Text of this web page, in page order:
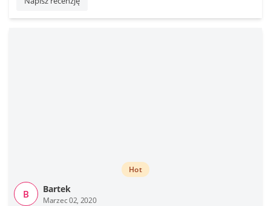
B Bartek
Marzec 02, 2020
Hot